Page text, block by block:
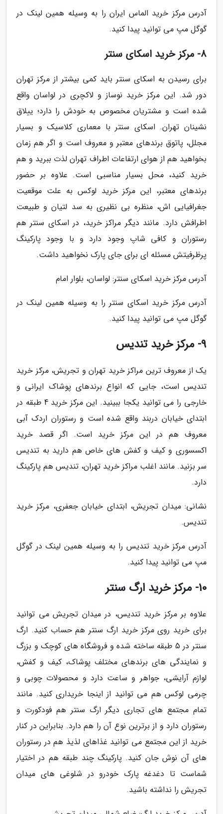
آدرس مرکز خرید الماس ایران را به وسیله همین لینک در
گوگل مپ می توانید پیدا کنید.
8- مرکز خرید اسکای سنتر
برای رسیدن به اسکای سنتر باید کمی بیشتر از مرکز تهران
دور شد. این مرکز خرید نوساز و لاکچری در لواسان واقع
شده است و مشتریان مخصوص به خودش را دارد؛ ییلاق
نشینان تهران. اسکای سنتر با معماری کلاسیک و بسیار
مجلل، پاتوق برندهای معتبر و معروف است و اگر هم زمان
بخواهید هم از هوای ارتفاعات اطراف تهران لذت ببرید و هم
خرید کنید، محل بسیار مناسبی است. علاوه بر حضور
برندهای معتبر، این مرکز خرید لوکس به علت موقعیت
جغرافیایی اش، منظره بی نظیری به سد لتیان و طبیعت
اطرافش دارد. مانند دیگر مراکز خرید، در اسکای سنتر هم
رستوران و کافی شاپ وجود دارد و با وجود پارکینگ
پرظرفیتش مسئله ای برای جای پارک نخواهید داشت.
آدرس مرکز خرید اسکای سنتر: لواسان، بلوار امام
آدرس مرکز خرید اسکای سنتر را به وسیله همین لینک در
گوگل مپ می توانید پیدا کنید.
9- مرکز خرید تندیس
یک از معروف ترین مراکز خرید تهران و تجریش، مرکز خرید
تندیس است، جایی که انواع برندهای پوشاک ایرانی و
خارجی را می توانید یکجا ببینید. این مرکز خرید 4 طبقه در
ابتدای خیابان دربند واقع شده است و رستوران اردک آبی
معروف هم در این مرکز خرید است. اگر قصد خرید
اکسسوری و کیف و کفش های خاص هم دارید به تندیس
سر بزنید. مانند اغلب مراکز خرید تهران، تندیس هم پارکینگ
دارد.
نشانی: میدان تجریش، ابتدای خیابان جعفری، مرکز خرید
تندیس.
آدرس مرکز خرید تندیس را به وسیله همین لینک در گوگل
مپ می توانید پیدا کنید.
10- مرکز خرید ارگ سنتر
علاوه بر مرکز خرید تندیس، در میدان تجریش می توانید
برای خرید روی مرکز خرید ارگ سنتر هم حساب کنید. ارگ
سنتر در 5 طبقه ساخته شده و فروشگاه های کوچک و بزرگ
و نمایندگی های برندهای مختلف پوشاک، کیف و کفش،
لوازم آرایشی، جواهر و ساعت دارد و محصولات چوبی و
چرمی لوکس هم می توانید از اینجا خریداری کنید. مانند
تمام مجتمع های تجاری دیگر ارگ سنتر هم فودکورت و
رستوران دارد و از برترین نوع آن را هم دارد. بنابراین در کنار
خرید از این مجتمع می توانید غذاهای لذیذ هم در رستوران
های آن نوش جان کنید. پارکینگ چند طبقه هم در اختیار
شماست تا دغدغه پارک خودرو در شلوغی های میدان
تجریش را نداشته باشید.